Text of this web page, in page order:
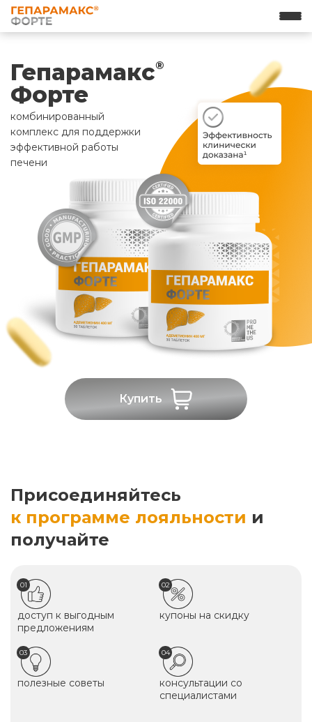
Гепарамакс®
Форте
комбинированный
комплекс для поддержки
эффективной работы
печени
Купить
Присоединяйтесь
к программе лояльности и
получайте
01
доступ к выгодным
предложениям
02
купоны на скидку
03
полезные советы
04
консультации со
специалистами